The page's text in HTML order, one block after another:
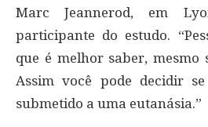
Marc Jeannerod, em
participante do estudo.
que é melhor saber, mesmo
Assim você pode decidir
submetido a uma eutanásia.”